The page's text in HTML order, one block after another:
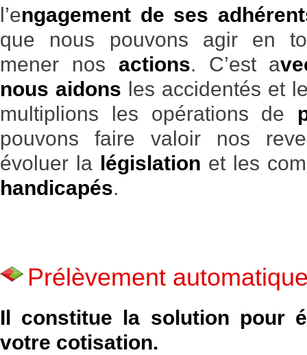
l’engagement de ses
que nous pouvons agir en
mener nos actions. C’est a
nous aidons les accidentés et
multiplions les opérations de
pouvons faire valoir nos
évoluer la législation et les
handicapés.
Prélèvement
Il constitue la solution pour
votre cotisation.